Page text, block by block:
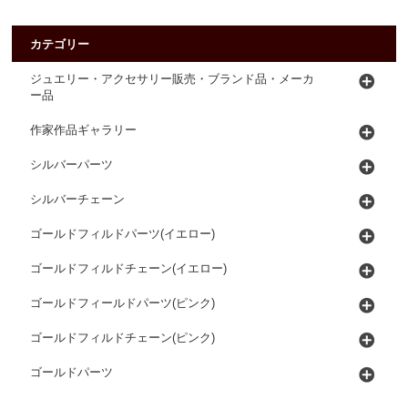
カテゴリー
ジュエリー・アクセサリー販売・ブランド品・メーカ
ー品
作家作品ギャラリー
シルバーパーツ
シルバーチェーン
ゴールドフィルドパーツ(イエロー)
ゴールドフィルドチェーン(イエロー)
ゴールドフィールドパーツ(ピンク)
ゴールドフィルドチェーン(ピンク)
ゴールドパーツ